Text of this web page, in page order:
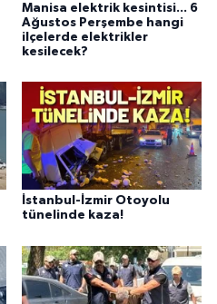
Manisa elektrik kesintisi... 6
Ağustos Perşembe hangi
ilçelerde elektrikler
kesilecek?
İstanbul-İzmir Otoyolu
tünelinde kaza!